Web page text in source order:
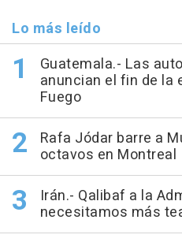
Lo más leído
Guatemala.- Las
anuncian el fin de la
Fuego
Rafa Jódar barre a
octavos en Montreal
Irán.- Qalibaf a la
necesitamos más